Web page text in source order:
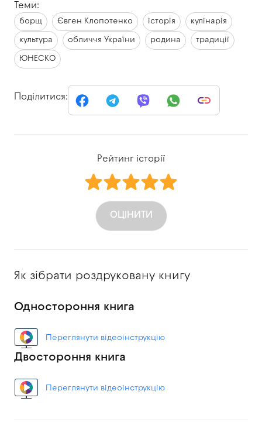
Теми:
борщ Євген Клопотенко історія кулінарія
культура обличчя України родина традиції
ЮНЕСКО
Поділитися:
Рейтинг історії
ОЦІНИТИ
Як зібрати роздруковану книгу
Одностороння книга
Переглянути відеоінструкцію
Двостороння книга
Переглянути відеоінструкцію